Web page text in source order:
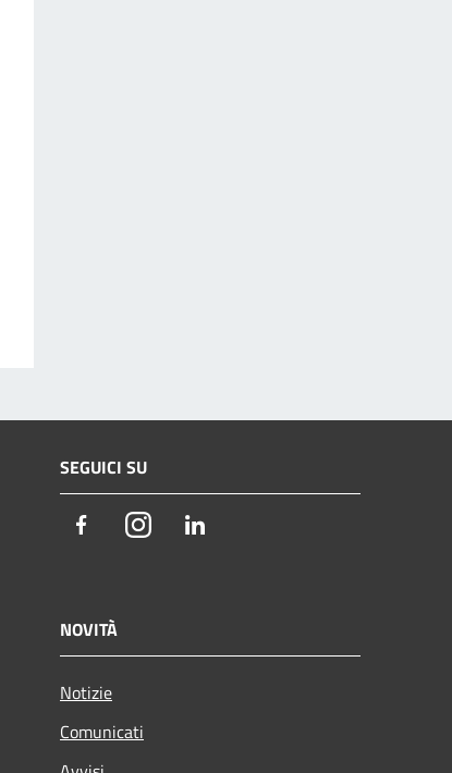
SEGUICI SU
FacebookInstagram
NOVITÀ
Notizie
Comunicati